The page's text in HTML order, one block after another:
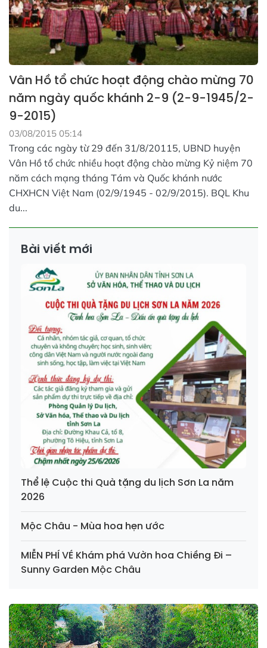
Vân Hồ tổ chức hoạt động chào mừng 70
năm ngày quốc khánh 2-9 (2-9-1945/2-
9-2015)
03/08/2015 05:14
Trong các ngày từ 29 đến 31/8/20115, UBND huyện
Vân Hồ tổ chức nhiều hoạt động chào mừng Kỷ niệm 70
năm cách mạng tháng Tám và Quốc khánh nước
CHXHCN Việt Nam (02/9/1945 - 02/9/2015). BQL Khu
du...
Bài viết mới
Thể lệ Cuộc thi Quà tặng du lịch Sơn La năm
2026
Mộc Châu - Mùa hoa hẹn ước
MIỄN PHÍ VÉ Khám phá Vườn hoa Chiềng Đi –
Sunny Garden Mộc Châu